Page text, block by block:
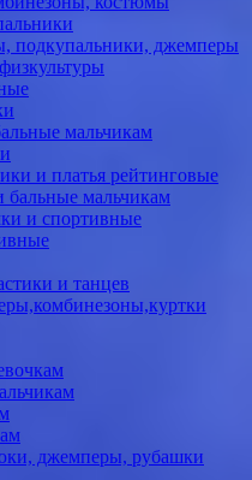
подкупальники, джемперы
мальчикам
и платья рейтинговые
мальчикам
и спортивные
и танцев
джемперы, рубашки